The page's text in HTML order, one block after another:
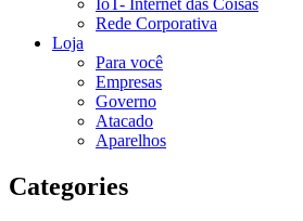
IoT- Internet das Coisas
Rede Corporativa
Loja
Para você
Empresas
Governo
Atacado
Aparelhos
Categories